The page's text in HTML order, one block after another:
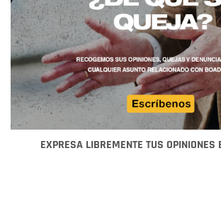
EXPRESA LIBREMENTE TUS OPINIONES